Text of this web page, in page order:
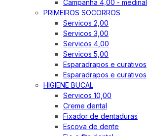
Campanha 4,00 - medinal
PRIMEIROS SOCORROS
Servicos 2,00
Servicos 3,00
Servicos 4,00
Servicos 5,00
Esparadrapos e curativos
Esparadrapos e curativos
HIGIENE BUCAL
Servicos 10,00
Creme dental
Fixador de dentaduras
Escova de dente